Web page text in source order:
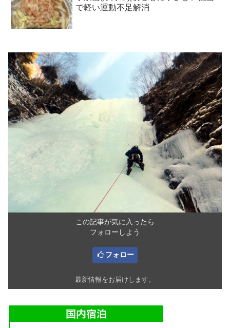
で軽い運動不足解消
この記事が気に入ったら
フォローしよう
フォロー
最新情報をお届けします。